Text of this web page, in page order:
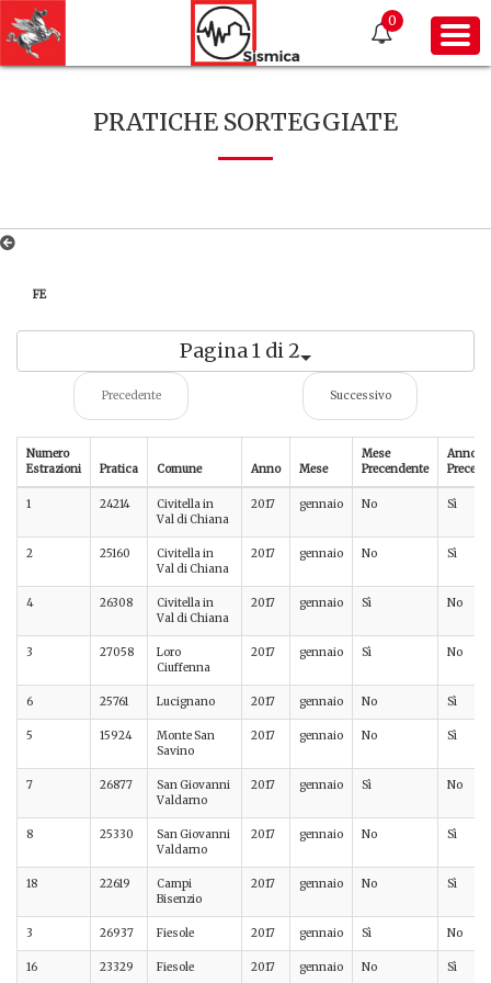
0
PRATICHE SORTEGGIATE
FE
Pagina 1 di 2
Precedente Successivo
Numero
Estrazioni
Pratica Comune Anno Mese
Mese
Precendente
Anno
1 24214
Civitella in
Val di Chiana
2017 gennaio No Sì
2 25160
Civitella in
Val di Chiana
2017 gennaio No Sì
4 26308
Civitella in
Val di Chiana
2017 gennaio Sì No
3 27058
Loro
Ciuffenna
2017 gennaio Sì No
6 25761 Lucignano 2017 gennaio No Sì
5 15924
Monte San
Savino
2017 gennaio No Sì
7 26877
San Giovanni
Valdarno
2017 gennaio Sì No
8 25330
San Giovanni
Valdarno
2017 gennaio No Sì
18 22619
Campi
Bisenzio
2017 gennaio No Sì
3 26937 Fiesole 2017 gennaio Sì No
16 23329 Fiesole 2017 gennaio No Sì